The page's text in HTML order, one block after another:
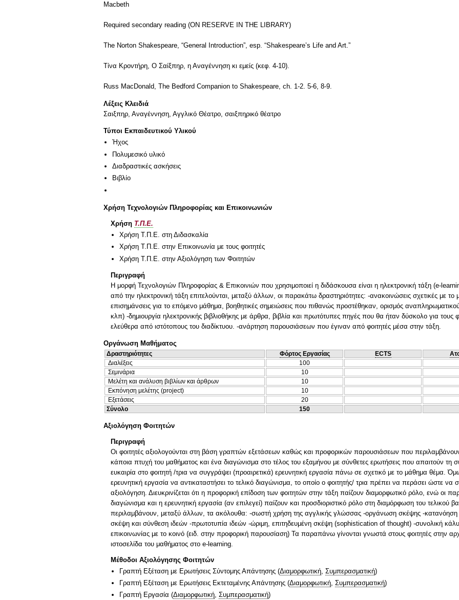
Macbeth
Required secondary reading (ON RESERVE IN THE LIBRARY)
The Norton Shakespeare, “General Introduction”, esp. “Shakespeare’s Life and Art.”
Τίνα Κροντήρη, Ο Σαίξπηρ, η Αναγέννηση κι εμείς (κεφ. 4-10).
Russ MacDonald, The Bedford Companion to Shakespeare, ch. 1-2. 5-6, 8-9.
Λέξεις Κλειδιά
Σαιξπηρ, Αναγέννηση, Αγγλικό Θέατρο, σαιξπηρικό θέατρο
Τύποι Εκπαιδευτικού Υλικού
Ήχος
Πολυμεσικό υλικό
Διαδραστικές ασκήσεις
Βιβλίο
Χρήση Τεχνολογιών Πληροφορίας και Επικοινωνιών
Χρήση Τ.Π.Ε.
Χρήση Τ.Π.Ε. στη Διδασκαλία
Χρήση Τ.Π.Ε. στην Επικοινωνία με τους φοιτητές
Χρήση Τ.Π.Ε. στην Αξιολόγηση των Φοιτητών
Περιγραφή
Η μορφή Τεχνολογιών Πληροφορίας & Επικοινιών που χρησιμοποιεί η διδάσκουσα είναι η ηλεκτρονική τάξη (e-
από την ηλεκτρονική τάξη επιτελούνται, μεταξύ άλλων, οι παρακάτω δραστηριότητες: -ανακοινώσεις σχετικές με το
επισημάνσεις για το επόμενο μάθημα, βοηθητικές σημειώσεις που πιθανώς προστέθηκαν, ορισμός
κλπ) -δημιουργία ηλεκτρονικής βιβλιοθήκης με άρθρα, βιβλία και πρωτότυπες πηγές που θα ήταν δύσκολο για τους
ελεύθερα από ιστότοπους του διαδίκτυου. -ανάρτηση παρουσιάσεων που έγιναν από φοιτητές μέσα στην τάξη.
Οργάνωση Μαθήματος
Δραστηριότητες Φόρτος Εργασίας ECTS
Διαλέξεις
100
Σεμινάρια
10
Μελέτη και ανάλυση βιβλίων και άρθρων
10
Εκπόνηση μελέτης (project)
10
Εξετάσεις
20
Σύνολο
150
Αξιολόγηση Φοιτητών
Περιγραφή
Οι φοιτητές αξιολογούνται στη βάση γραπτών εξετάσεων καθώς και προφορικών παρουσιάσεων που
κάποια πτυχή του μαθήματος και ένα διαγώνισμα στο τέλος του εξαμήνου με σύνθετες ερωτήσεις που απαιτούν τη
ευκαιρία στο φοιτητή /τρια να συγγράψει (προαιρετικά) ερευνητική εργασία πάνω σε σχετικό με το μάθημα θέμα.
ερευνητική εργασία να αντικαταστήσει το τελικό διαγώνισμα, το οποίο ο φοιτητής/ τρια πρέπει να περάσει ώστε να
αξιολόγηση. Διευκρινίζεται ότι η προφορική επίδοση των φοιτητών στην τάξη παίζουν διαμορφωτικό ρόλο, ενώ οι
διαγώνισμα και η ερευνητική εργασία (αν επιλεγεί) παίζουν και προσδιοριστικό ρόλο στη διαμόρφωση του τελικού
περιλαμβάνουν, μεταξύ άλλων, τα ακόλουθα: -σωστή χρήση της αγγλικής γλώσσας -οργάνωση σκέψης -κατανόηση
σκέψη και σύνθεση ιδεών -πρωτοτυπία ιδεών -ώριμη, επιτηδευμένη σκέψη (sophistication of thought) -συνολική
επικοινωνίας με το κοινό (ειδ. στην προφορική παρουσίαση) Τα παραπάνω γίνονται γνωστά στους φοιτητές στην
ιστοσελίδα του μαθήματος στο e-learning.
Μέθοδοι Αξιολόγησης Φοιτητών
Γραπτή Εξέταση με Ερωτήσεις Σύντομης Απάντησης (Διαμορφωτική Συμπερασματική)
Γραπτή Εξέταση με Ερωτήσεις Εκτεταμένης Απάντησης (Διαμορφωτική Συμπερασματική)
Γραπτή Εργασία (Διαμορφωτική, Συμπερασματική)